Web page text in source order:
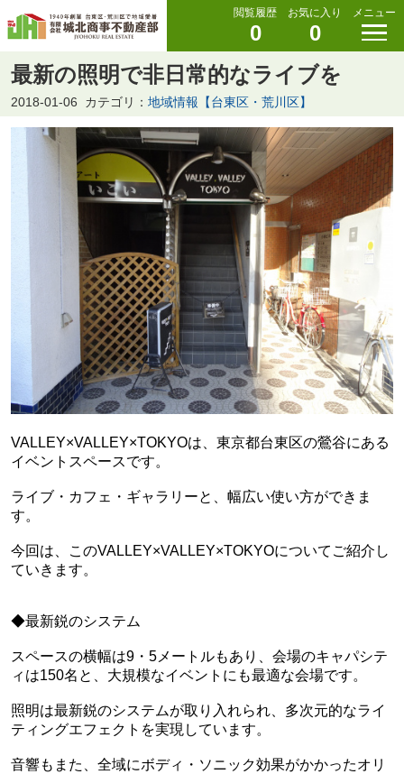
閲覧履歴
0
お気に入り
0
メニュー
最新の照明で非日常的なライブを
2018-01-06 カテゴリ： 地域情報【台東区・荒川区】
VALLEY×VALLEY×TOKYOは、東京都台東区の鶯谷にある
イベントスペースです。
ライブ・カフェ・ギャラリーと、幅広い使い方ができま
す。
今回は、このVALLEY×VALLEY×TOKYOについてご紹介し
ていきます。
◆最新鋭のシステム
スペースの横幅は9・5メートルもあり、会場のキャパシテ
ィは150名と、大規模なイベントにも最適な会場です。
照明は最新鋭のシステムが取り入れられ、多次元的なライ
ティングエフェクトを実現しています。
音響もまた、全域にボディ・ソニック効果がかかったオリ